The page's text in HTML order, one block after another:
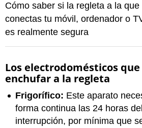
Cómo saber si la regleta a la que
conectas tu móvil, ordenador o
es realmente segura
Los electrodomésticos
enchufar a la regleta
Frigorífico: Este aparato
forma continua las 24 horas
interrupción, por mínima que